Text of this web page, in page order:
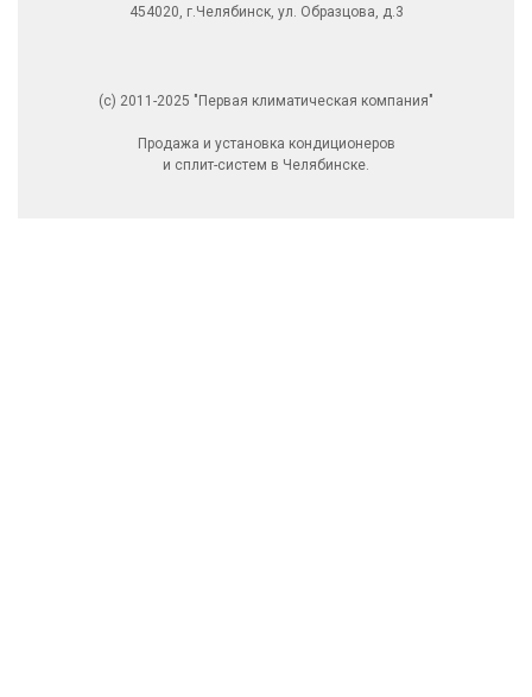
454020, г.Челябинск, ул. Образцова, д.3
(с) 2011-2025 "Первая климатическая компания"
Продажа и установка кондиционеров
и сплит-систем в Челябинске.